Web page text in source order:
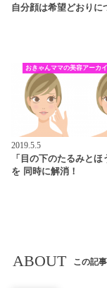
自分顔は希望どおりに
おきゃんママの美容アーカ
2019.5.5
「目の下のたるみとほ
を 同時に解消！
ABOUT この記